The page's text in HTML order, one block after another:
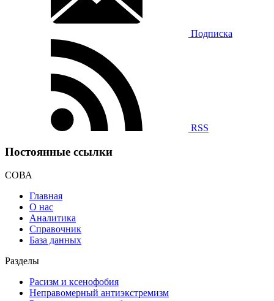
Подписка
RSS
Постоянные ссылки
СОВА
Главная
О нас
Аналитика
Справочник
База данных
Разделы
Расизм и ксенофобия
Неправомерный антиэкстремизм